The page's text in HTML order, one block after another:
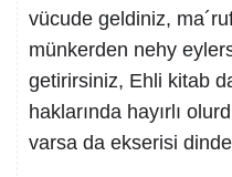
vücude geldiniz,
münkerden nehy
getirirsiniz, Ehli kitab
haklarında hayırlı
varsa da ekserisi